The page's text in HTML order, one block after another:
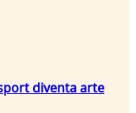
diventa arte